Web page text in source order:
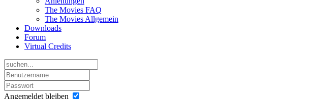
The Movies FAQ
The Movies Allgemein
Downloads
Forum
Virtual Credits
Angemeldet bleiben